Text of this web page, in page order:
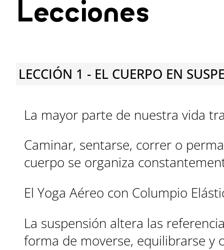
Lecciones
LECCIÓN 1 - EL CUERPO EN
La mayor parte de nuestra vida
Caminar, sentarse, correr o
cuerpo se organiza
El Yoga Aéreo con Columpio
La suspensión altera las
forma de moverse, equilibrarse y